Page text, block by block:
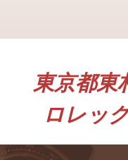
東京都東
ロレッ